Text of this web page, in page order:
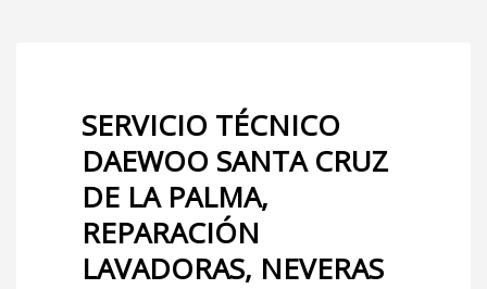
SERVICIO TÉCNICO
DAEWOO SANTA CRUZ
DE LA PALMA,
REPARACIÓN
LAVADORAS, NEVERAS